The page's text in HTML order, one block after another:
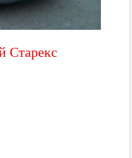
Старекс